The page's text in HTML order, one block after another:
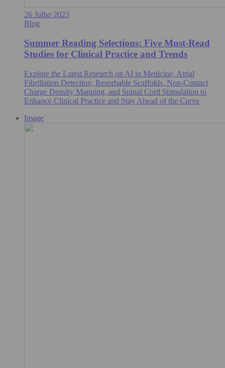
26 Julho 2023
Blog
Summer Reading Selections: Five Must-Read
Studies for Clinical Practice and Trends
Explore the Latest Research on AI in Medicine, Atrial
Fibrillation Detection, Resorbable Scaffolds, Non-Contact
Charge Density Mapping, and Spinal Cord Stimulation to
Enhance Clinical Practice and Stay Ahead of the Curve
Image